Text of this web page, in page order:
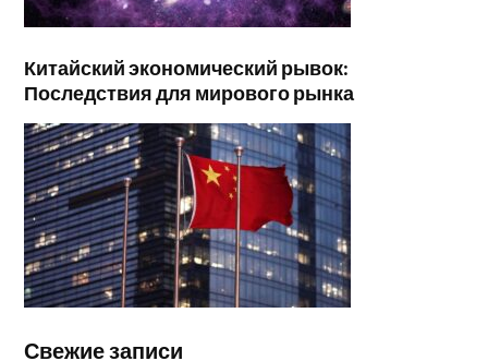
Китайский экономический рывок:
Последствия для мирового рынка
Свежие записи